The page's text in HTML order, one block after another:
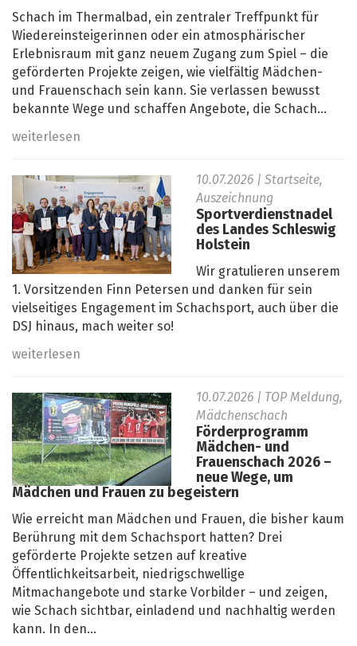
Schach im Thermalbad, ein zentraler Treffpunkt für
Wiedereinsteigerinnen oder ein atmosphärischer
Erlebnisraum mit ganz neuem Zugang zum Spiel – die
geförderten Projekte zeigen, wie vielfältig Mädchen-
und Frauenschach sein kann. Sie verlassen bewusst
bekannte Wege und schaffen Angebote, die Schach...
weiterlesen
10.07.2026 | Startseite,
Auszeichnung
Sportverdienstnadel
des Landes Schleswig
Holstein
Wir gratulieren unserem
1. Vorsitzenden Finn Petersen und danken für sein
vielseitiges Engagement im Schachsport, auch über die
DSJ hinaus, mach weiter so!
weiterlesen
10.07.2026 | TOP Meldung,
Mädchenschach
Förderprogramm
Mädchen- und
Frauenschach 2026 –
neue Wege, um
Mädchen und Frauen zu begeistern
Wie erreicht man Mädchen und Frauen, die bisher kaum
Berührung mit dem Schachsport hatten? Drei
geförderte Projekte setzen auf kreative
Öffentlichkeitsarbeit, niedrigschwellige
Mitmachangebote und starke Vorbilder – und zeigen,
wie Schach sichtbar, einladend und nachhaltig werden
kann. In den...